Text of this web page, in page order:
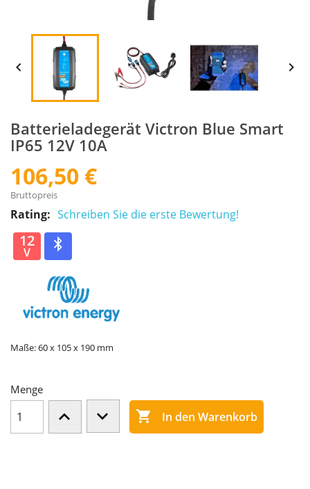
 
Batterieladegerät Victron Blue Smart
IP65 12V 10A
106,50 €
Bruttopreis
Rating: Schreiben Sie die erste Bewertung!
12
V
Maße: 60 x 105 x 190 mm
Menge
 In den Warenkorb